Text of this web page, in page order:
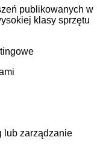
publikowanych w
klasy sprzętu
lub zarządzanie